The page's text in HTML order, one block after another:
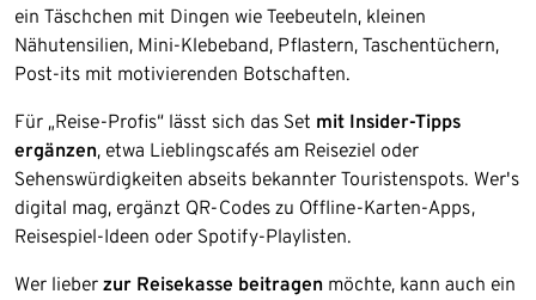
ein Täschchen mit Dingen wie Teebeuteln, kleinen
Nähutensilien, Mini-Klebeband, Pflastern, Taschentüchern,
Post-its mit motivierenden Botschaften.
Für „Reise-Profis“ lässt sich das Set mit Insider-Tipps
ergänzen, etwa Lieblingscafés am Reiseziel oder
Sehenswürdigkeiten abseits bekannter Touristenspots. Wer's
digital mag, ergänzt QR-Codes zu Offline-Karten-Apps,
Reisespiel-Ideen oder Spotify-Playlisten.
Wer lieber zur Reisekasse beitragen möchte, kann auch ein